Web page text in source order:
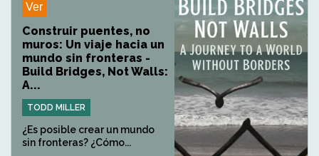
Ver
Construir puentes, no
muros: Un viaje hacia un
mundo sin fronteras -
Build Bridges, Not Walls:
A...
TODD MILLER
¿Es posible crear un mundo
sin fronteras? ¿Cómo...